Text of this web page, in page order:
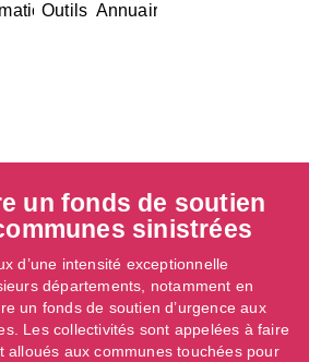
Outils Annuaires
un fonds de soutien
sinistrées
d’une intensité exceptionnelle
départements, notamment en
un fonds de soutien d’urgence aux
Les collectivités sont appelées à faire
alloués aux communes touchées pour